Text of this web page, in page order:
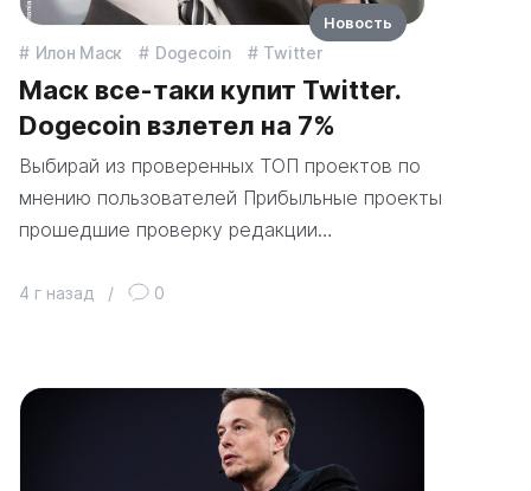
Илон Маск Dogecoin Twitter
Маск все-таки купит Twitter.
Dogecoin взлетел на 7%
Выбирай из проверенных ТОП проектов по
мнению пользователей Прибыльные проекты
прошедшие проверку редакции…
4 г назад / 0
Новость